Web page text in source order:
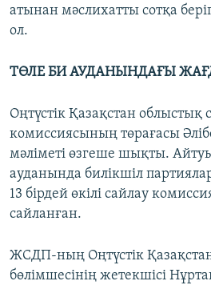
атынан мәслихатты сотқа
ол.
ТӨЛЕ БИ АУДАНЫНДАҒЫ
Оңтүстік Қазақстан облыстық
комиссиясының төрағасы
мәліметі өзгеше шықты.
ауданында билікшіл
13 бірдей өкілі сайлау
сайланған.
ЖСДП-ның Оңтүстік
бөлімшесінің жетекшісі